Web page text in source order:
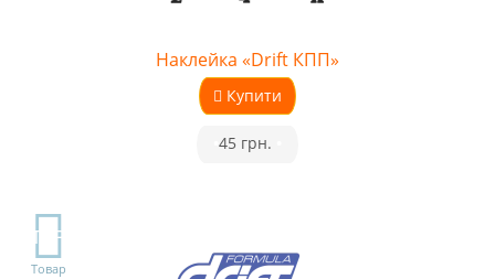
Наклейка «Drift КПП»
Купити
45 грн.
TOP
Товар